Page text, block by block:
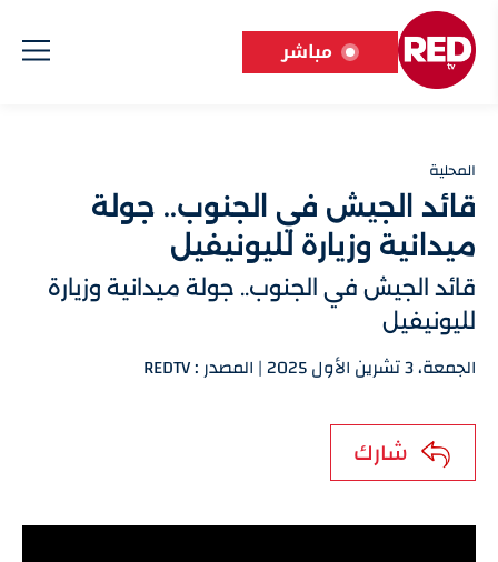
مباشر
المحلية
قائد الجيش في الجنوب.. جولة
ميدانية وزيارة لليونيفيل
قائد الجيش في الجنوب.. جولة ميدانية وزيارة
لليونيفيل
الجمعة، 3 تشرين الأول 2025 | المصدر : REDTV
شارك